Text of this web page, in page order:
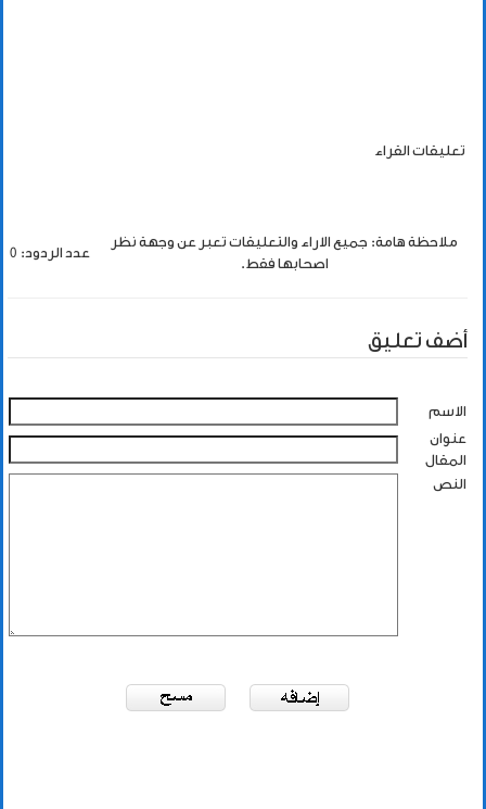
تعليقات القراء
ملاحظة هامة: جميع الاراء والتعليقات تعبر عن وجهة نظر
اصحابها فقط.
عدد الردود: 0
أضف تعليق
الاسم
عنوان
المقال
النص